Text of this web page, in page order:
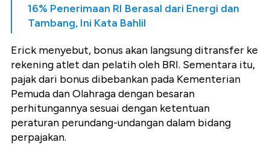
16% Penerimaan RI Berasal dari Energi dan
Tambang, Ini Kata Bahlil
Erick menyebut, bonus akan langsung ditransfer ke
rekening atlet dan pelatih oleh BRI. Sementara itu,
pajak dari bonus dibebankan pada Kementerian
Pemuda dan Olahraga dengan besaran
perhitungannya sesuai dengan ketentuan
peraturan perundang-undangan dalam bidang
perpajakan.